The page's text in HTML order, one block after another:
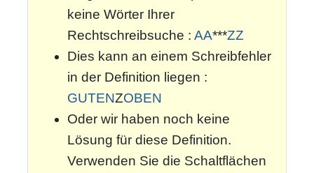
keine Wörter Ihrer
Rechtschreibsuche : AA***ZZ
Dies kann an einem Schreibfehler
in der Definition liegen :
GUTENZOBEN
Oder wir haben noch keine
Lösung für diese Definition.
Verwenden Sie die Schaltflächen